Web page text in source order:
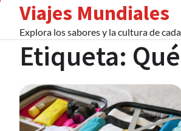
content
Viajes Mundiales
Explora los sabores y la cultura de
Etiqueta: